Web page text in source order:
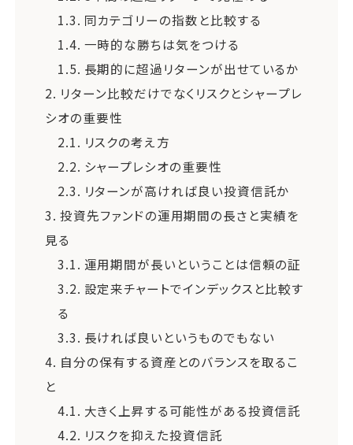
1.3. 同カテゴリーの指数と比較する
1.4. 一時的な勝ちは気をつける
1.5. 長期的に超過リターンが出せているか
2. リターン比較だけでなくリスクとシャープレ
シオの重要性
2.1. リスクの考え方
2.2. シャープレシオの重要性
2.3. リターンが高ければ良い投資信託か
3. 投資先ファンドの運用期間の長さと実績を
見る
3.1. 運用期間が長いということは信頼の証
3.2. 設定来チャートでインデックスと比較す
る
3.3. 長ければ良いというものでもない
4. 自分の保有する資産とのバランスを取るこ
と
4.1. 大きく上昇する可能性がある投資信託
4.2. リスクを抑えた投資信託